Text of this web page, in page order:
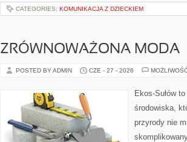
CATEGORIES: KOMUNIKACJA Z DZIECKIEM
ZRÓWNOWAŻONA MODA
POSTED BY ADMIN CZE - 27 - 2026
Ekos-Sułów
środowiska,
przyrody nie